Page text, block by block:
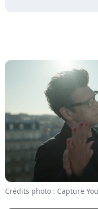
Crédits photo : Capture